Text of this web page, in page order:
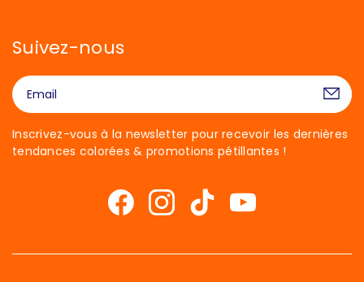
Suivez-nous
Inscrivez-vous à la newsletter pour recevoir les dernières
tendances colorées & promotions pétillantes !